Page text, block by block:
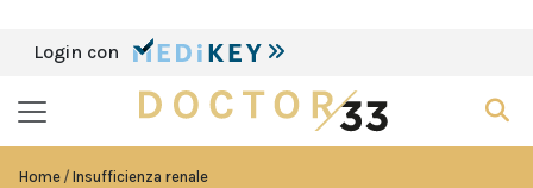
Login con
Home Insufficienza renale